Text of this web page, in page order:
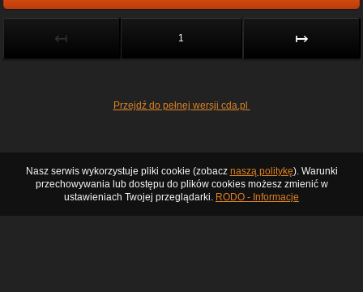
↤ 1 ↦
Przejdź do pełnej wersji cda.pl
Nasz serwis wykorzystuje pliki cookie (zobacz naszą politykę). Warunki
przechowywania lub dostępu do plików cookies możesz zmienić w
ustawieniach Twojej przeglądarki. RODO - Informacje